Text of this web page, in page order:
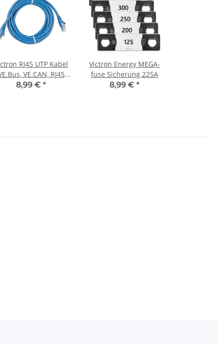
RJ45 UTP Kabel
VE.CAN, RJ45
UTP Kabel 0,9m
8,99 € *
Victron Energy MEGA-
fuse Sicherung 225A
8,99 € *